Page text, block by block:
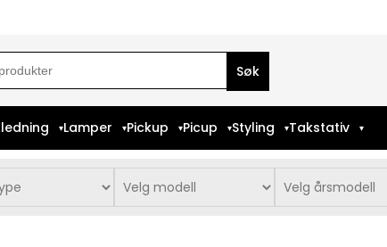
Lamper Pickup Picup Styling Takstativ